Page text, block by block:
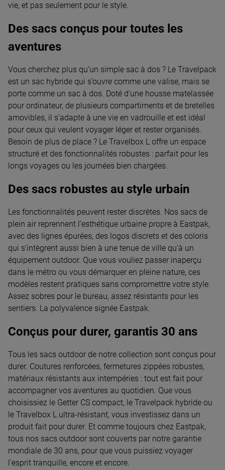
vie, et pas seulement pour le style.
Des sacs conçus pour toutes les
aventures
Vous cherchez plus qu’un simple sac à dos ? Le Travelpack
est un sac hybride qui s’ouvre comme une valise, mais se
porte comme un sac à dos. Doté d’une housse matelassée
pour ordinateur, de plusieurs compartiments et de bretelles
amovibles, il s’adapte à une vie en vadrouille et est idéal
pour ceux qui veulent voyager léger et rester organisés.
Besoin de plus de place ? Le Travelbox L offre un espace
structuré et des fonctionnalités robustes : parfait pour les
longs voyages ou les journées bien chargées.
Des sacs robustes au style urbain
Les fonctionnalités peuvent rester discrètes. Nos sacs de
plein air reprennent l’esthétique urbaine propre à Eastpak,
avec des lignes épurées, des logos discrets et des coloris
qui s’intègrent aussi bien à une tenue de ville qu’à un
équipement outdoor. Que vous vouliez passer inaperçu
dans le métro ou vous démarquer en pleine nature, ces
modèles restent pratiques sans compromettre votre style.
Assez sobres pour le bureau, assez résistants pour les
sentiers. La polyvalence signée Eastpak.
Conçus pour durer, garantis 30 ans
Tous les sacs outdoor de notre collection sont conçus pour
durer. Coutures renforcées, fermetures zippées robustes,
matériaux résistants aux intempéries : tout est fait pour
accompagner vos aventures au quotidien. Que vous
choisissiez le Getter CS compact, le Travelpack hybride ou
le Travelbox L ultra-résistant, vous investissez dans un
produit fait pour durer. Et comme toujours chez Eastpak,
tous nos sacs outdoor sont couverts par notre garantie
mondiale de 30 ans, pour que vous puissiez voyager
l’esprit tranquille, encore et encore.